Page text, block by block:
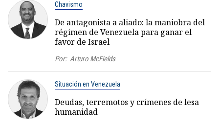
Chavismo
De antagonista a aliado: la maniobra del
régimen de Venezuela para ganar el
favor de Israel
Por: Arturo McFields
Situación en Venezuela
Deudas, terremotos y crímenes de lesa
humanidad